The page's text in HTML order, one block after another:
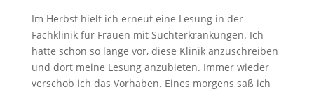
Im Herbst hielt ich erneut eine Lesung in der
Fachklinik für Frauen mit Suchterkrankungen. Ich
hatte schon so lange vor, diese Klinik anzuschreiben
und dort meine Lesung anzubieten. Immer wieder
verschob ich das Vorhaben. Eines morgens saß ich